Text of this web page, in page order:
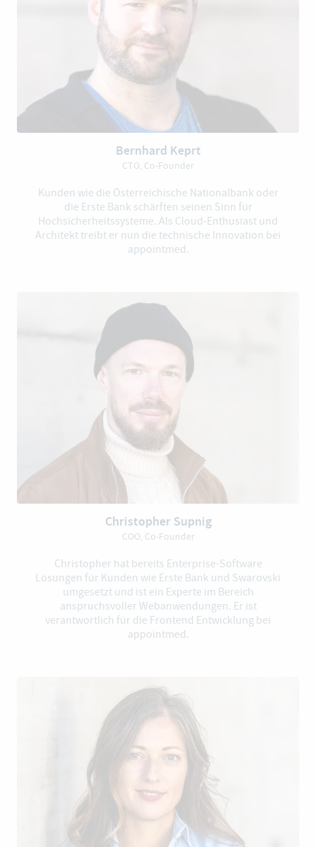
Bernhard Keprt
CTO, Co-Founder
Kunden wie die Österreichische Nationalbank oder
die Erste Bank schärften seinen Sinn für
Hochsicherheitssysteme. Als Cloud-Enthusiast und
Architekt treibt er nun die technische Innovation bei
appointmed.
Christopher Supnig
COO, Co-Founder
Christopher hat bereits Enterprise-Software
Lösungen für Kunden wie Erste Bank und Swarovski
umgesetzt und ist ein Experte im Bereich
anspruchsvoller Webanwendungen. Er ist
verantwortlich für die Frontend Entwicklung bei
appointmed.